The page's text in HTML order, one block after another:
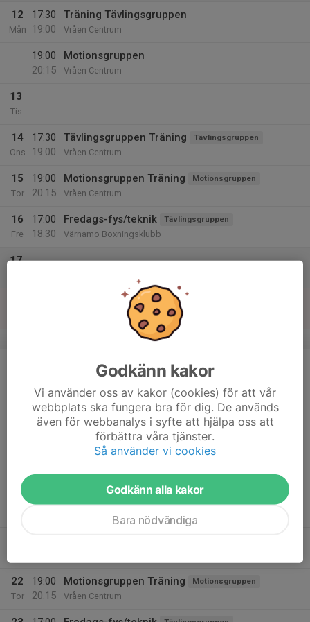
12
Mån
17:30
19:00
Träning Tävlingsgruppen
Vråen Centrum
19:00
20:15
Motionsgruppen
Vråen Centrum
13
Tis
14
Ons
17:30
19:00
Tävlingsgruppen Träning Tävlingsgruppen
Vråen Centrum
15
Tor
19:00
20:15
Motionsgruppen Träning Motionsgruppen
Vråen Centrum
16
Fre
17:00
18:30
Fredags-fys/teknik Tävlingsgruppen
Värnamo Boxningsklubb
17
v.34
Tävlingsgruppen Träning
Vråen Centrum
19:00
20:15
Motionsgruppen Träning Motionsgruppen
Vråen Centrum
Värd under Värnamodagarna
Nybörjargruppen/Ungdomsgruppen
Vråen Centrum
22
Tor
19:00
20:15
Motionsgruppen Träning Motionsgruppen
Vråen Centrum
Godkänn kakor
Vi använder oss av kakor (cookies) för att vår
webbplats ska fungera bra för dig. De används
även för webbanalys i syfte att hjälpa oss att
förbättra våra tjänster.
Så använder vi cookies
Godkänn alla kakor
Bara nödvändiga